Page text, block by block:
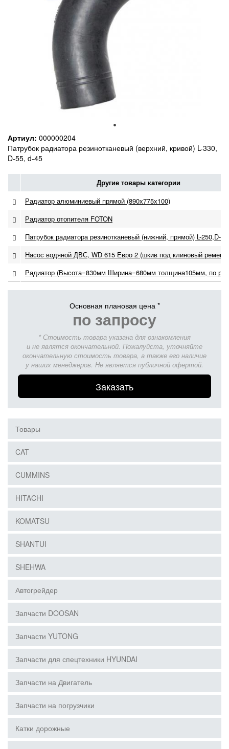
Артиул: 000000204
Патрубок радиатора резинотканевый (верхний, кривой) L-330,
D-55, d-45
Другие товары категории
Радиатор алюминиевый прямой (890х775х100)
Радиатор отопителя FOTON
Патрубок радиатора резинотканевый (нижний, прямой) L-250,D-
Насос водяной ДВС, WD 615 Евро 2 (шкив под клиновый
Радиатор (Высота=830мм Ширина=680мм толщина105мм, по
Основная плановая цена *
по запросу
* Стоимость товара указана для ознакомления
и не являтся окончательной. Пожалуйста, уточняйте
окончательную стоимость товара, а также его наличие
у наших менеджеров. Не является публичной офертой.
Заказать
Товары
CAT
CUMMINS
HITACHI
KOMATSU
SHANTUI
SHEHWA
Автогрейдер
Запчасти DOOSAN
Запчасти YUTONG
Запчасти для спецтехники HYUNDAI
Запчасти на Двигатель
Запчасти на погрузчики
Катки дорожные